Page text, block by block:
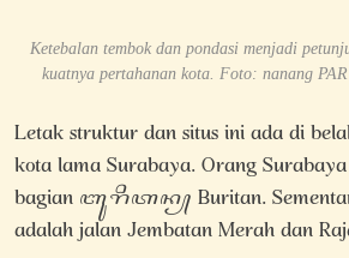
Ketebalan tembok dan pondasi menjadi
kuatnya pertahanan kota. Foto: nanang PAR
Letak struktur dan situs ini ada di
kota lama Surabaya. Orang
bagian ꦧꦸꦫꦶꦠꦤ꧀ Buritan.
adalah jalan Jembatan Merah dan